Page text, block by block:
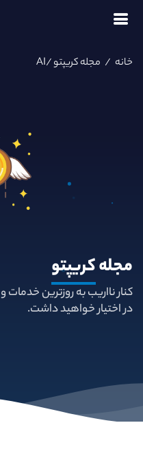
خانه / مجله کریپتو/AI
مجلهکریپتو
کنار نااریب به روزترین خدمات
در اختیار خواهید داشت.